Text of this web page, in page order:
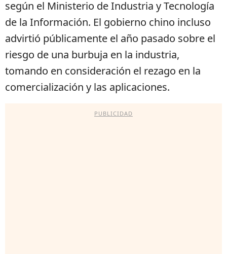
según el Ministerio de Industria y Tecnología
de la Información. El gobierno chino incluso
advirtió públicamente el año pasado sobre el
riesgo de una burbuja en la industria,
tomando en consideración el rezago en la
comercialización y las aplicaciones.
PUBLICIDAD